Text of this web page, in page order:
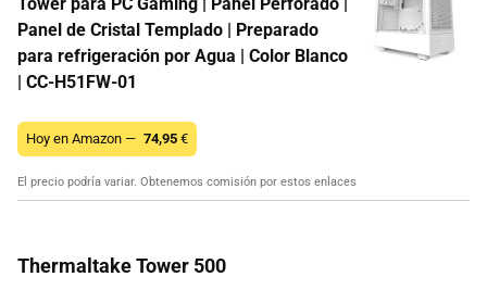
Panel de Cristal Templado | Preparado
para refrigeración por Agua | Color Blanco
| CC-H51FW-01
Hoy en Amazon — 74,95 €
El precio podría variar. Obtenemos comisión por estos enlaces
Thermaltake Tower 500